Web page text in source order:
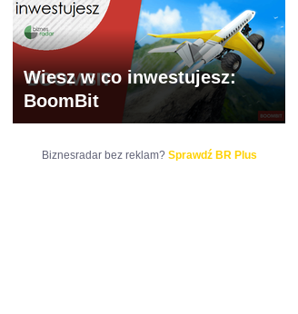
Wiesz w co inwestujesz:
BoomBit
Biznesradar bez reklam? Sprawdź BR Plus